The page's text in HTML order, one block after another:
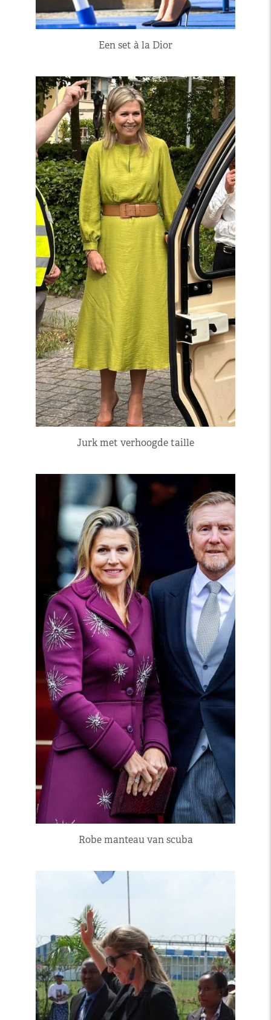
Een set à la Dior
Jurk met verhoogde taille
Robe manteau van scuba